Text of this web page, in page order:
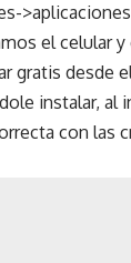
el celular
gratis desde
instalar, al
con las